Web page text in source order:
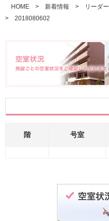
HOME > 新着情報 >
リーダ
>
2018080602
階 号室